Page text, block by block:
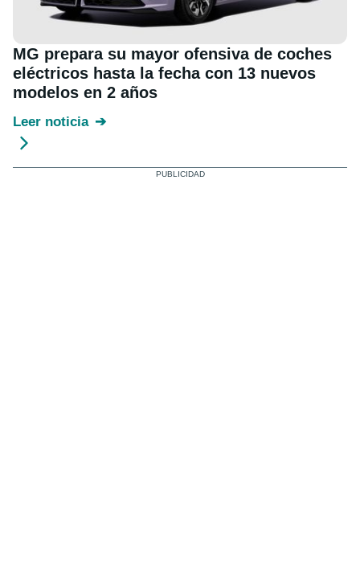
MG prepara su mayor ofensiva de coches
eléctricos hasta la fecha con 13 nuevos
modelos en 2 años
Leer noticia